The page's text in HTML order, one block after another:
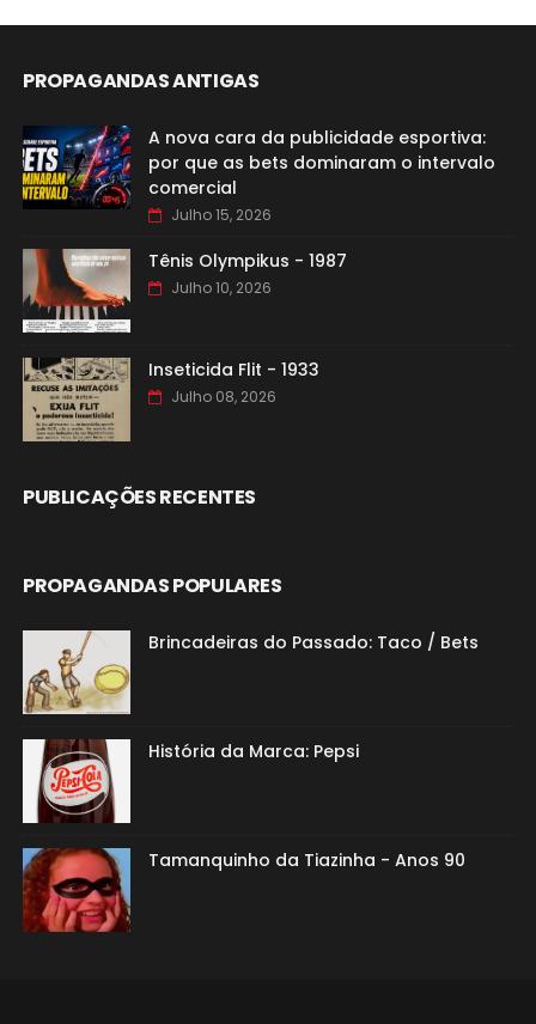
PROPAGANDAS ANTIGAS
A nova cara da publicidade esportiva:
por que as bets dominaram o intervalo
comercial
Julho 15, 2026
Tênis Olympikus - 1987
Julho 10, 2026
Inseticida Flit - 1933
Julho 08, 2026
PUBLICAÇÕES RECENTES
PROPAGANDAS POPULARES
Brincadeiras do Passado: Taco / Bets
História da Marca: Pepsi
Tamanquinho da Tiazinha - Anos 90